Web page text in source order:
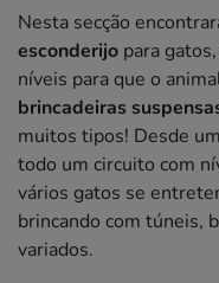
Nesta secção
esconderijo para
níveis para que o
brincadeiras
muitos tipos! Desde
todo um circuito com
vários gatos se
brincando com túneis,
variados.